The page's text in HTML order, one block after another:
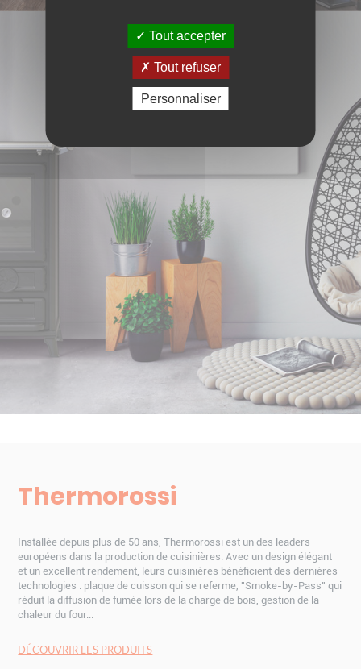
Thermorossi
Installée depuis plus de 50 ans, Thermorossi est un des leaders
européens dans la production de cuisinières. Avec un design élégant
et un excellent rendement, leurs cuisinières bénéficient des dernières
technologies : plaque de cuisson qui se referme, "Smoke-by-Pass" qui
réduit la diffusion de fumée lors de la charge de bois, gestion de la
chaleur du four...
DÉCOUVRIR LES PRODUITS
Tout accepter
Tout refuser
Personnaliser